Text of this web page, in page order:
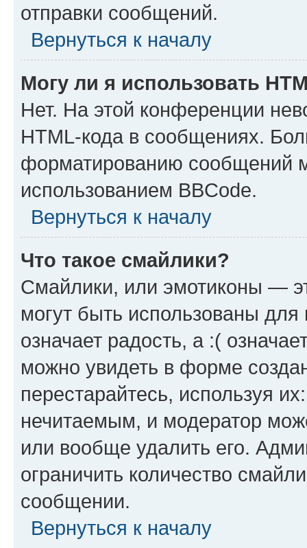
отправки сообщений.
Вернуться к началу
Могу ли я использовать
Нет. На этой конференции
HTML-кода в сообщениях.
форматированию сообщений
использованием BBCode.
Вернуться к началу
Что такое смайлики?
Смайлики, или эмотиконы —
могут быть использованы
означает радость, а :(
можно увидеть в форме
перестарайтесь, используя
нечитаемым, и модератор
или вообще удалить его.
ограничить количество
сообщении.
Вернуться к началу